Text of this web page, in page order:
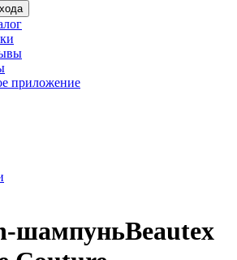
приложение
шампуньBeautex